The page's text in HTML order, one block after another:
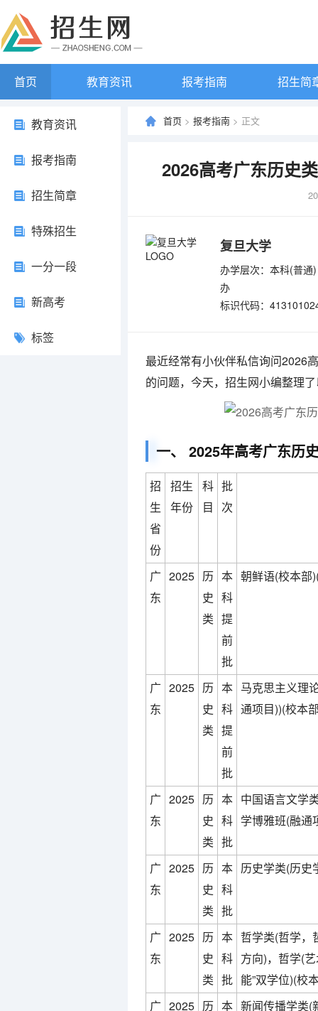
首页 教育资讯 报考指南 招生简
教育资讯
报考指南
招生简章
特殊招生
一分一段
新高考
标签
首页 > 报考指南 > 正文
2026高考广东历史
复旦大学
办学层次：本科(普通)
办
标识代码：
最近经常有小伙伴私信询问2026
的问题，今天，招生网小编整理
一、 2025年高考广东历
招
生
省
份
招生
年份
科
目
批
次
广
东
2025 历
史
类
本
科
提
前
批
朝鲜语(校本部
广
东
2025 历
史
类
本
科
提
前
批
马克思主义理
通项目))(校本
广
东
2025 历
史
类
本
科
批
中国语言文学
学博雅班(融通
广
东
2025 历
史
类
本
科
批
历史学类(历史
广
东
2025 历
史
类
本
科
批
哲学类(哲学，
方向)，哲学(
能”双学位)(校
广 2025 历 本 新闻传播学类(